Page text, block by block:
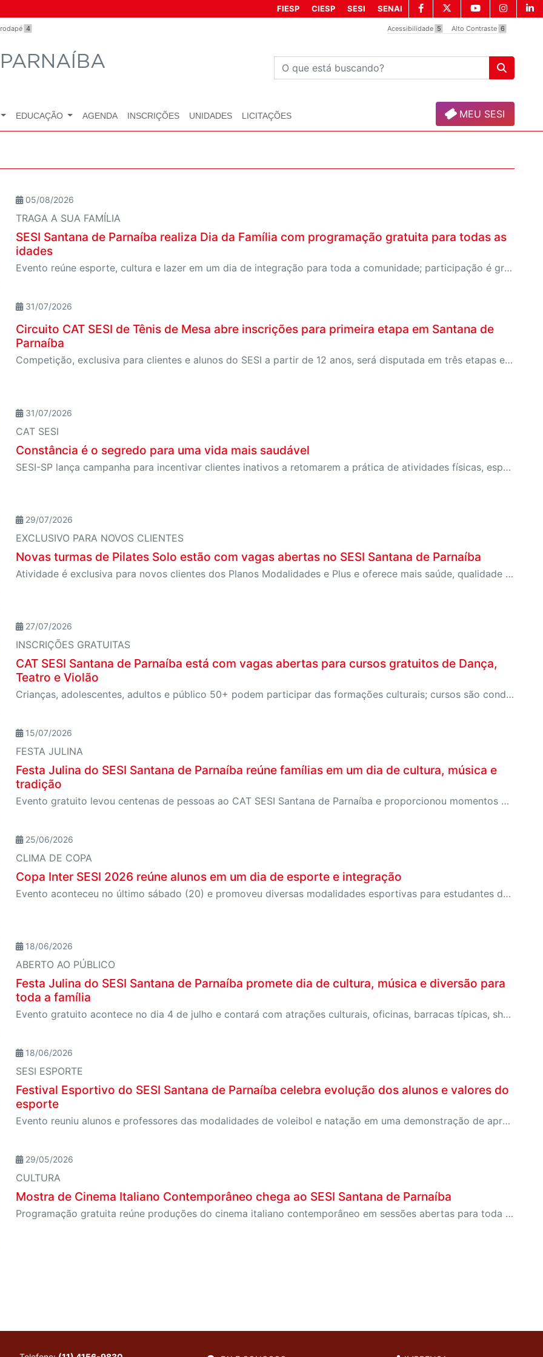
4 Acessibilidade 5 Alto Contraste 6
FIESP CIESP SESI SENAI
EDUCAÇÃO AGENDA INSCRIÇÕES UNIDADES LICITAÇÕES MEU SESI
05/08/2026
TRAGA A SUA FAMÍLIA
SESI Santana de Parnaíba realiza Dia da Família com programação gratuita para todas as
idades
Evento reúne esporte, cultura e lazer em um dia de integração para toda a comunidade; participação é gratuita mediante reserva de ingresso
31/07/2026
Circuito CAT SESI de Tênis de Mesa abre inscrições para primeira etapa em Santana de
Parnaíba
Competição, exclusiva para clientes e alunos do SESI a partir de 12 anos, será disputada em três etapas e reunirá atletas das categorias Iniciante e Intermediário
31/07/2026
CAT SESI
Constância é o segredo para uma vida mais saudável
SESI-SP lança campanha para incentivar clientes inativos a retomarem a prática de atividades físicas, esporte e lazer com benefícios exclusivos
29/07/2026
EXCLUSIVO PARA NOVOS CLIENTES
Novas turmas de Pilates Solo estão com vagas abertas no SESI Santana de Parnaíba
Atividade é exclusiva para novos clientes dos Planos Modalidades e Plus e oferece mais saúde, qualidade de vida e bem-estar para todas as idades
27/07/2026
INSCRIÇÕES GRATUITAS
CAT SESI Santana de Parnaíba está com vagas abertas para cursos gratuitos de Dança,
Teatro e Violão
Crianças, adolescentes, adultos e público 50+ podem participar das formações culturais; cursos são conduzidos por profissionais com ampla experiência artística e educacional
15/07/2026
FESTA JULINA
Festa Julina do SESI Santana de Parnaíba reúne famílias em um dia de cultura, música e
tradição
Evento gratuito levou centenas de pessoas ao CAT SESI Santana de Parnaíba e proporcionou momentos de integração, lazer e valorização da cultura popular brasileira
25/06/2026
CLIMA DE COPA
Copa Inter SESI 2026 reúne alunos em um dia de esporte e integração
Evento aconteceu no último sábado (20) e promoveu diversas modalidades esportivas para estudantes dos Centros Educacionais de Jundiaí, Campo Limpo Paulista, Itatiba, Amparo, Santana de Parnaíba e Cajamar.
18/06/2026
ABERTO AO PÚBLICO
Festa Julina do SESI Santana de Parnaíba promete dia de cultura, música e diversão para
toda a família
Evento gratuito acontece no dia 4 de julho e contará com atrações culturais, oficinas, barracas típicas, show de forró e atividades para todas as idades
18/06/2026
SESI ESPORTE
Festival Esportivo do SESI Santana de Parnaíba celebra evolução dos alunos e valores do
esporte
Evento reuniu alunos e professores das modalidades de voleibol e natação em uma demonstração de aprendizado, dedicação e espírito esportivo
29/05/2026
CULTURA
Mostra de Cinema Italiano Contemporâneo chega ao SESI Santana de Parnaíba
Programação gratuita reúne produções do cinema italiano contemporâneo em sessões abertas para toda a comunidade durante o mês de junho